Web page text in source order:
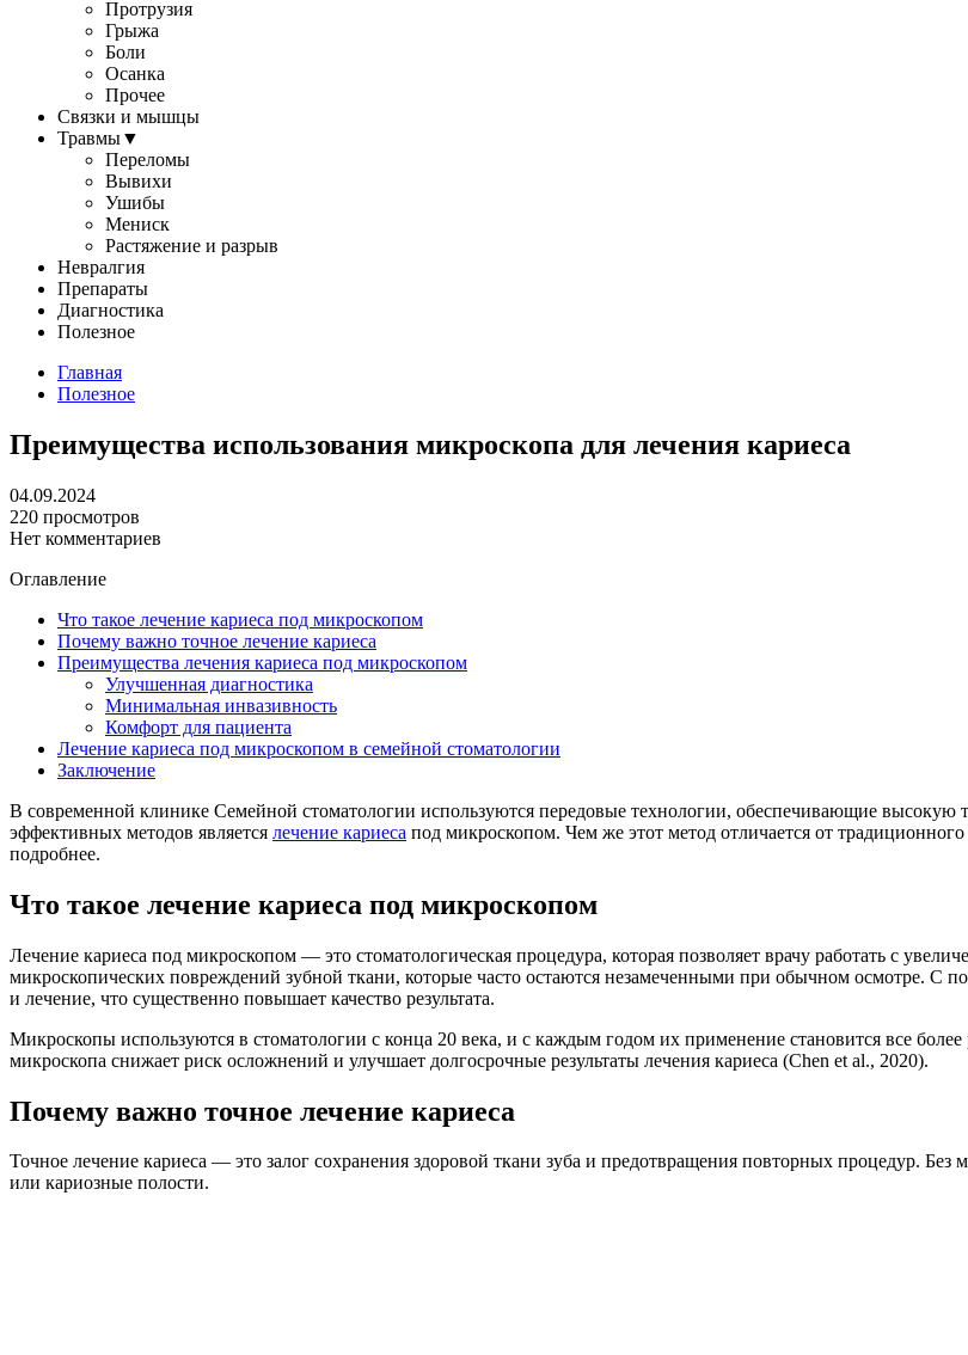
Протрузия
Грыжа
Боли
Осанка
Прочее
Связки и мышцы
Травмы▼
Переломы
Вывихи
Ушибы
Мениск
Растяжение и разрыв
Невралгия
Препараты
Диагностика
Полезное
Главная
Полезное
Преимущества использования микроскопа для лечения кариеса
04.09.2024
220 просмотров
Нет комментариев
Оглавление
Что такое лечение кариеса под микроскопом
Почему важно точное лечение кариеса
Преимущества лечения кариеса под микроскопом
Улучшенная диагностика
Минимальная инвазивность
Комфорт для пациента
Лечение кариеса под микроскопом в семейной стоматологии
Заключение
В современной клинике Семейной стоматологии используются передовые технологии, обеспечивающие высокую
эффективных методов является лечение кариеса под микроскопом. Чем же этот метод отличается от
подробнее.
Что такое лечение кариеса под микроскопом
Лечение кариеса под микроскопом — это стоматологическая процедура, которая позволяет врачу работать с
микроскопических повреждений зубной ткани, которые часто остаются незамеченными при обычном осмотре. С
и лечение, что существенно повышает качество результата.
Микроскопы используются в стоматологии с конца 20 века, и с каждым годом их применение становится все
микроскопа снижает риск осложнений и улучшает долгосрочные результаты лечения кариеса (Chen et al., 2020).
Почему важно точное лечение кариеса
Точное лечение кариеса — это залог сохранения здоровой ткани зуба и предотвращения повторных процедур.
или кариозные полости.